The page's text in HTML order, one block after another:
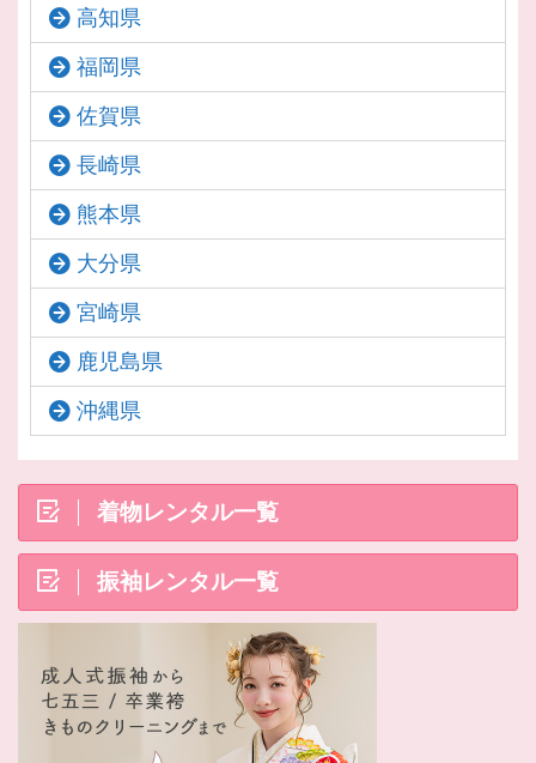
高知県
福岡県
佐賀県
長崎県
熊本県
大分県
宮崎県
鹿児島県
沖縄県
着物レンタル一覧
振袖レンタル一覧